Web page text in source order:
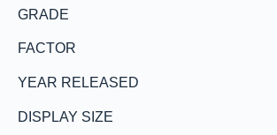
GRADE
FACTOR
YEAR RELEASED
DISPLAY SIZE